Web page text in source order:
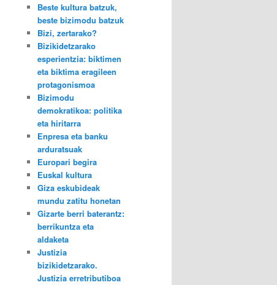
Beste kultura batzuk,
beste bizimodu batzuk
Bizi, zertarako?
Bizikidetzarako
esperientzia: biktimen
eta biktima eragileen
protagonismoa
Bizimodu
demokratikoa: politika
eta hiritarra
Enpresa eta banku
arduratsuak
Europari begira
Euskal kultura
Giza eskubideak
mundu zatitu honetan
Gizarte berri baterantz:
berrikuntza eta
aldaketa
Justizia
bizikidetzarako.
Justizia erretributiboa